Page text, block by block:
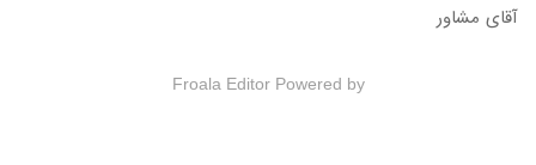
آقای مشاور
Powered by
Froala Editor